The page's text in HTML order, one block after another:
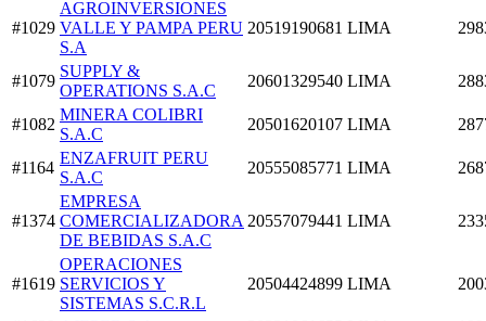
#1029
AGROINVERSIONES
VALLE Y PAMPA PERU
S.A
20519190681 LIMA
#1079
SUPPLY &
OPERATIONS S.A.C
20601329540 LIMA
#1082
MINERA COLIBRI
S.A.C
20501620107 LIMA
#1164
ENZAFRUIT PERU
S.A.C
20555085771 LIMA
#1374
EMPRESA
COMERCIALIZADORA
DE BEBIDAS S.A.C
20557079441 LIMA
#1619
OPERACIONES
SERVICIOS Y
SISTEMAS S.C.R.L
20504424899 LIMA